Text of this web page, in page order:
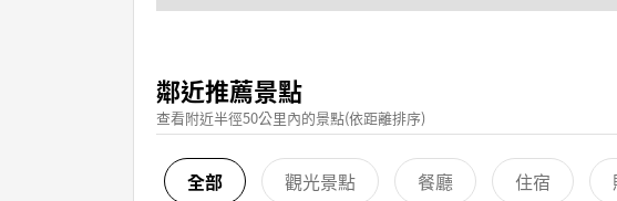
鄰近推薦景點
查看附近半徑50公里內的景點(依距離排序)
全部 觀光景點 餐廳 住宿